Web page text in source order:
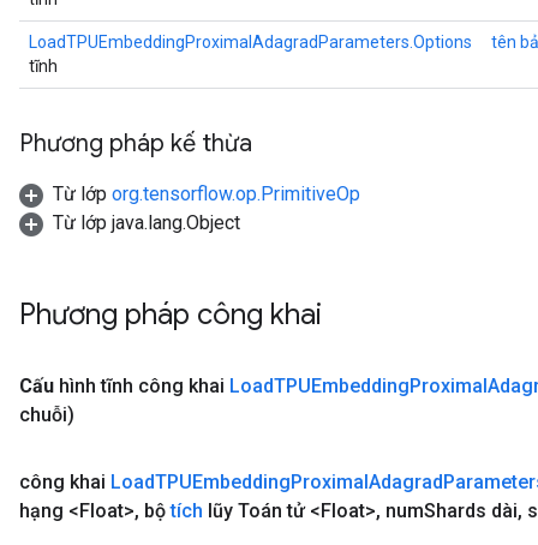
LoadTPUEmbeddingProximalAdagradParameters.Options
tĩnh
tên
Phương pháp kế thừa
Từ lớp org.tensorflow.op.PrimitiveOp
Từ lớp java.lang.Object
Phương pháp công khai
Cấu hình tĩnh công khai LoadTPUEmbeddingProximal
chuỗi)
công khai LoadTPUEmbeddingProximalAdagrad
hạng <Float>, bộtích lũy Toán tử <Float>, numShards dài,